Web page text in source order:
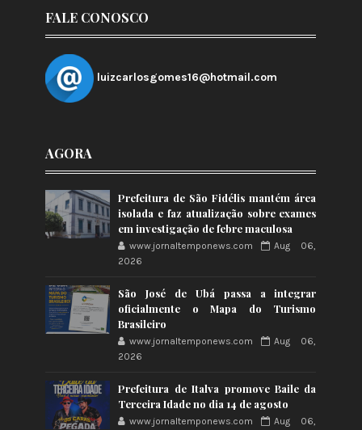
FALE CONOSCO
luizcarlosgomes16@hotmail.com
AGORA
Prefeitura de São Fidélis mantém área
isolada e faz atualização sobre exames
em investigação de febre maculosa
www.jornaltemponews.com
Aug 06,
2026
São José de Ubá passa a integrar
oficialmente o Mapa do Turismo
Brasileiro
www.jornaltemponews.com
Aug 06,
2026
Prefeitura de Italva promove Baile da
Terceira Idade no dia 14 de agosto
www.jornaltemponews.com
Aug 06,